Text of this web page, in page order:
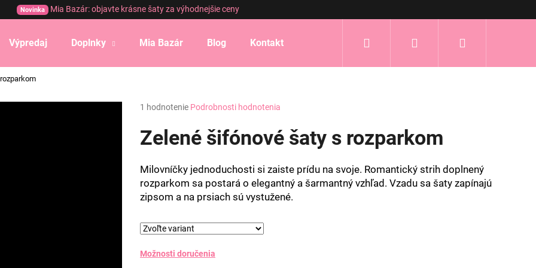
Novinka Mia Bazár: objavte krásne šaty za výhodnejšie ceny
Výpredaj Doplnky Mia Bazár Blog Kontakt Prihlásenie
Priemerné
produktu
je
5
hviezdičiek.
1 hodnotenie Podrobnosti hodnotenia
Zelené šifónové šaty s rozparkom
Milovníčky jednoduchosti si zaiste prídu na svoje. Romantický strih doplnený
rozparkom sa postará o elegantný a šarmantný vzhľad. Vzadu sa šaty zapínajú
zipsom a na prsiach sú vystužené.
Možnosti doručenia
Čo potrebujete nájsť?
HĽADAŤ